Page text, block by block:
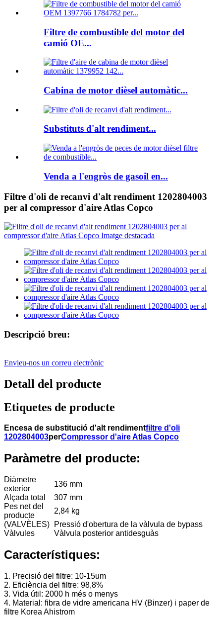
Filtre de combustible del motor del
camió OE...
Cabina de motor dièsel automàtic...
Substituts d'alt rendiment...
Venda a l'engròs de gasoil en...
Filtre d'oli de recanvi d'alt rendiment 1202804003
per al compressor d'aire Atlas Copco
Descripció breu:
Envieu-nos un correu electrònic
Detall del producte
Etiquetes de producte
Encesa de substitució d'alt rendimentfiltre d'oli
1202804003perCompressor d'aire Atlas Copco
Paràmetre del producte:
Diàmetre
exterior
136 mm
Alçada total
307 mm
Pes net del
producte
2,84 kg
(VALVÈLES)
Vàlvules
Pressió d'obertura de la vàlvula de bypass
Vàlvula posterior antidesguàs
Característiques:
1. Precisió del filtre: 10-15um
2. Eficiència del filtre: 98,8%
3. Vida útil: 2000 h més o menys
4. Material: fibra de vidre americana HV (Binzer) i paper de
filtre Korea Ahistrom